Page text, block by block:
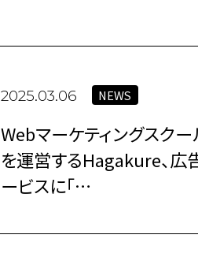
2025.03.06 NEWS
Webマーケティングスクー
を運営するHagakure、広
ービスに「…